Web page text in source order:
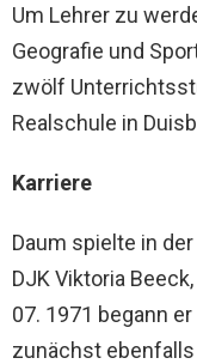
Um Lehrer zu
Geografie und
zwölf
Realschule in
Karriere
Daum spielte in
DJK Viktoria
07. 1971 begann
zunächst